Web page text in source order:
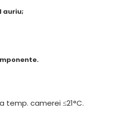
auriu;
temp. camerei ≤21°C.